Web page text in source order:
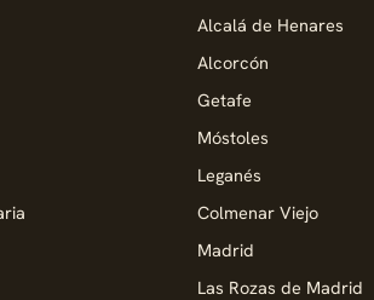
Alcalá de Henares
Alcorcón
Getafe
Móstoles
Leganés
Colmenar Viejo
Madrid
Las Rozas de Madrid